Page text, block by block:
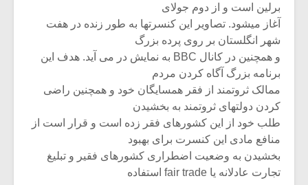
برلین است و از دوم جولای
آغاز میشود. تصاویر این کنسرتها به طور زنده در هفت
شهر انگلستان بر روی پرده بزرگ
و همچنین در کانال BBC به نمایش در می آید. هدف این
برنامه بزرگ آگاه کردن مردم
ممالک ثروتمند از فقر همسایگان خود و همچنین راضی
کردن دولتهای ثروتمند به بخشیدن
طلب خود از این کشورهای فقر زده است و قرار است از
منافع مادی این کنسرت برای بهبود
بخشیدن به وضعیت اضطراری کشورهای فقیر و تبلیغ
تجارت عادلانه یا fair trade استفاده